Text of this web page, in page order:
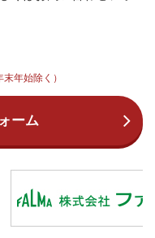
年始除く）
ーム